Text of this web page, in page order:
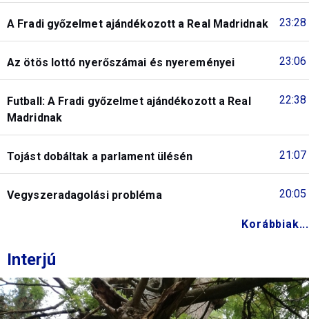
23:28
A Fradi győzelmet ajándékozott a Real Madridnak
23:06
Az ötös lottó nyerőszámai és nyereményei
22:38
Futball: A Fradi győzelmet ajándékozott a Real
Madridnak
21:07
Tojást dobáltak a parlament ülésén
20:05
Vegyszeradagolási probléma
Korábbiak...
Interjú